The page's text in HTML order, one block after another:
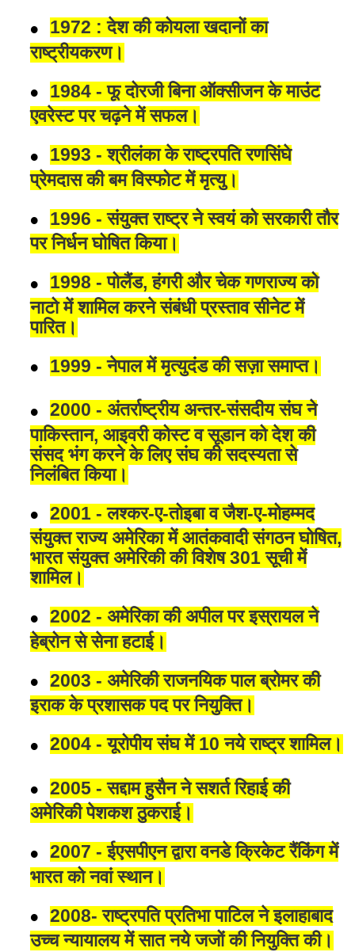
1972 : देश की कोयला खदानों का
राष्ट्रीयकरण।
1984 - फू दोरजी बिना ऑक्सीजन के माउंट
एवरेस्ट पर चढ़ने में सफल।
1993 - श्रीलंका के राष्ट्रपति रणसिंघे
प्रेमदास की बम विस्फोट में मृत्यु।
1996 - संयुक्त राष्ट्र ने स्वयं को सरकारी तौर
पर निर्धन घोषित किया।
1998 - पोलैंड, हंगरी और चेक गणराज्य को
नाटो में शामिल करने संबंधी प्रस्ताव सीनेट में
पारित।
1999 - नेपाल में मृत्युदंड की सज़ा समाप्त।
2000 - अंतर्राष्ट्रीय अन्तर-संसदीय संघ ने
पाकिस्तान, आइवरी कोस्ट व सूडान को देश की
संसद भंग करने के लिए संघ की सदस्यता से
निलंबित किया।
2001 - लश्कर-ए-तोइबा व जैश-ए-मोहम्मद
संयुक्त राज्य अमेरिका में आतंकवादी संगठन घोषित,
भारत संयुक्त अमेरिकी की विशेष 301 सूची में
शामिल।
2002 - अमेरिका की अपील पर इस्रायल ने
हेब्रोन से सेना हटाई।
2003 - अमेरिकी राजनयिक पाल ब्रोमर की
इराक के प्रशासक पद पर नियुक्ति।
2004 - यूरोपीय संघ में 10 नये राष्ट्र शामिल।
2005 - सद्दाम हुसैन ने सशर्त रिहाई की
अमेरिकी पेशकश ठुकराई।
2007 - ईएसपीएन द्वारा वनडे क्रिकेट रैंकिंग में
भारत को नवां स्थान।
2008- राष्ट्रपति प्रतिभा पाटिल ने इलाहाबाद
उच्च न्यायालय में सात नये जजों की नियुक्ति की।